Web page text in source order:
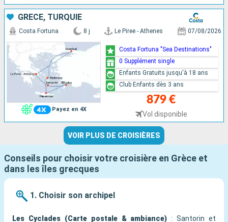
GRÈCE, TURQUIE
Payez en 4X
Costa Fortuna 8 j Le Piree - Athenes 07/08/2026
879 €
Vol disponible
Costa Fortuna "Sea Destinations"
0 Supplément single
Enfants Gratuits jusqu'à 18 ans
Club Enfants dès 3 ans
VOIR PLUS DE CROISIÈRES
Conseils pour choisir votre croisière en Grèce et
dans les îles grecques
1. Choisir son archipel
Les Cyclades (Carte postale & ambiance) : Santorin et